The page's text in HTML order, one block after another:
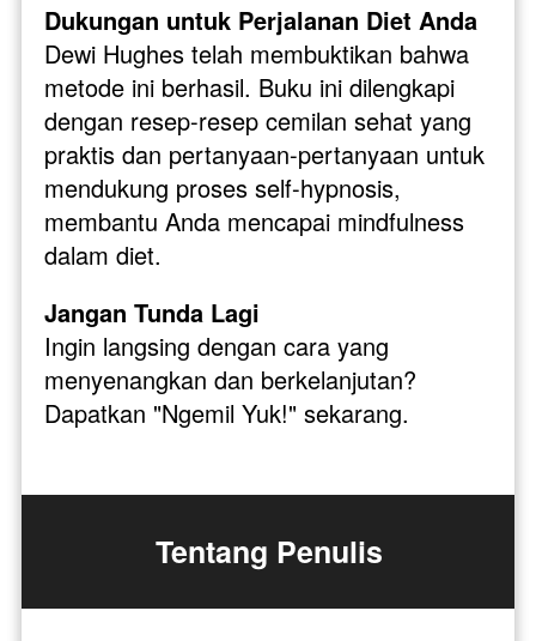
Dukungan untuk Perjalanan Diet Anda
Dewi Hughes telah membuktikan bahwa
metode ini berhasil. Buku ini dilengkapi
dengan resep-resep cemilan sehat yang
praktis dan pertanyaan-pertanyaan untuk
mendukung proses self-hypnosis,
membantu Anda mencapai mindfulness
dalam diet.
Jangan Tunda Lagi
Ingin langsing dengan cara yang
menyenangkan dan berkelanjutan?
Dapatkan "Ngemil Yuk!" sekarang.
Tentang Penulis